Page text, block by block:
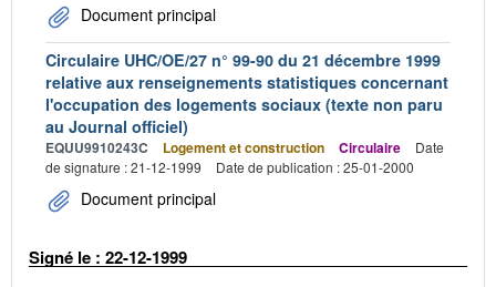
Document principal
Circulaire UHC/OE/27 n° 99-90 du 21 décembre 1999
relative aux renseignements statistiques concernant
l'occupation des logements sociaux (texte non paru
au Journal officiel)
EQUU9910243C Logement et construction Circulaire
Date
de signature : 21-12-1999
Date de publication : 25-01-2000
Document principal
Signé le : 22-12-1999